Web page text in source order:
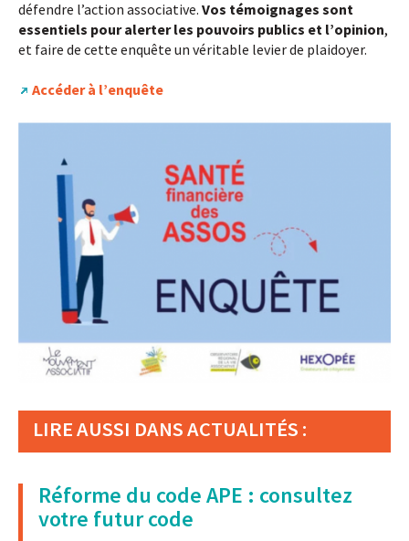
défendre l’action associative. Vos témoignages sont
essentiels pour alerter les pouvoirs publics et l’opinion,
et faire de cette enquête un véritable levier de plaidoyer.
Accéder à l’enquête
LIRE AUSSI DANS ACTUALITÉS :
Réforme du code APE : consultez
votre futur code